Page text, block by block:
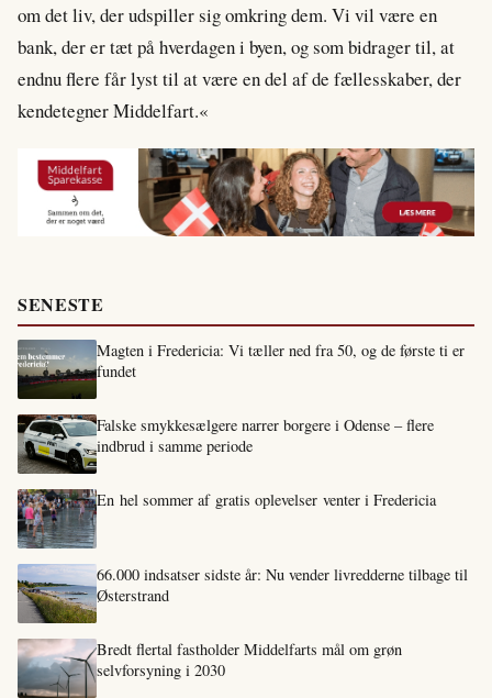
om det liv, der udspiller sig omkring dem. Vi vil være en
bank, der er tæt på hverdagen i byen, og som bidrager til, at
endnu flere får lyst til at være en del af de fællesskaber, der
kendetegner Middelfart.«
SENESTE
Magten i Fredericia: Vi tæller ned fra 50, og de første ti er
fundet
Falske smykkesælgere narrer borgere i Odense – flere
indbrud i samme periode
En hel sommer af gratis oplevelser venter i Fredericia
66.000 indsatser sidste år: Nu vender livredderne tilbage til
Østerstrand
Bredt flertal fastholder Middelfarts mål om grøn
selvforsyning i 2030